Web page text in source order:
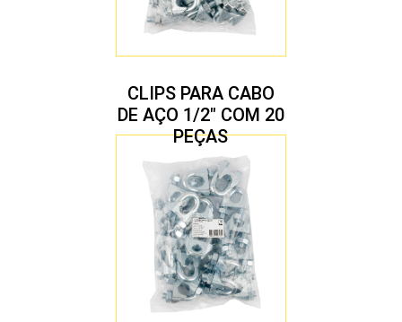
CLIPS PARA CABO
DE AÇO 1/2″ COM 20
PEÇAS